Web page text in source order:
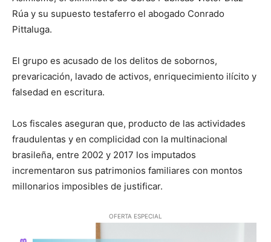
Rúa y su supuesto testaferro el abogado Conrado
Pittaluga.
El grupo es acusado de los delitos de sobornos,
prevaricación, lavado de activos, enriquecimiento ilícito y
falsedad en escritura.
Los fiscales aseguran que, producto de las actividades
fraudulentas y en complicidad con la multinacional
brasileña, entre 2002 y 2017 los imputados
incrementaron sus patrimonios familiares con montos
millonarios imposibles de justificar.
OFERTA ESPECIAL